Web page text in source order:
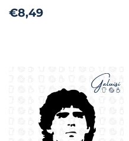
Prezzo
€8,49